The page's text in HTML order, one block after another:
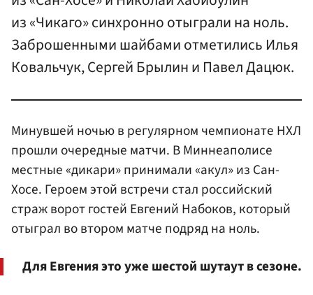
из «Чикаго» синхронно отыграли на ноль.
Заброшенными шайбами отметились Илья
Ковальчук, Сергей Брылин и Павел Дацюк.
Минувшей ночью в регулярном чемпионате НХЛ
прошли очередные матчи. В Миннеаполисе
местные «дикари» принимали «акул» из Сан-
Хосе. Героем этой встречи стал российский
страж ворот гостей Евгений Набоков, который
отыграл во втором матче подряд на ноль.
Для Евгения это уже шестой шутаут в сезоне.